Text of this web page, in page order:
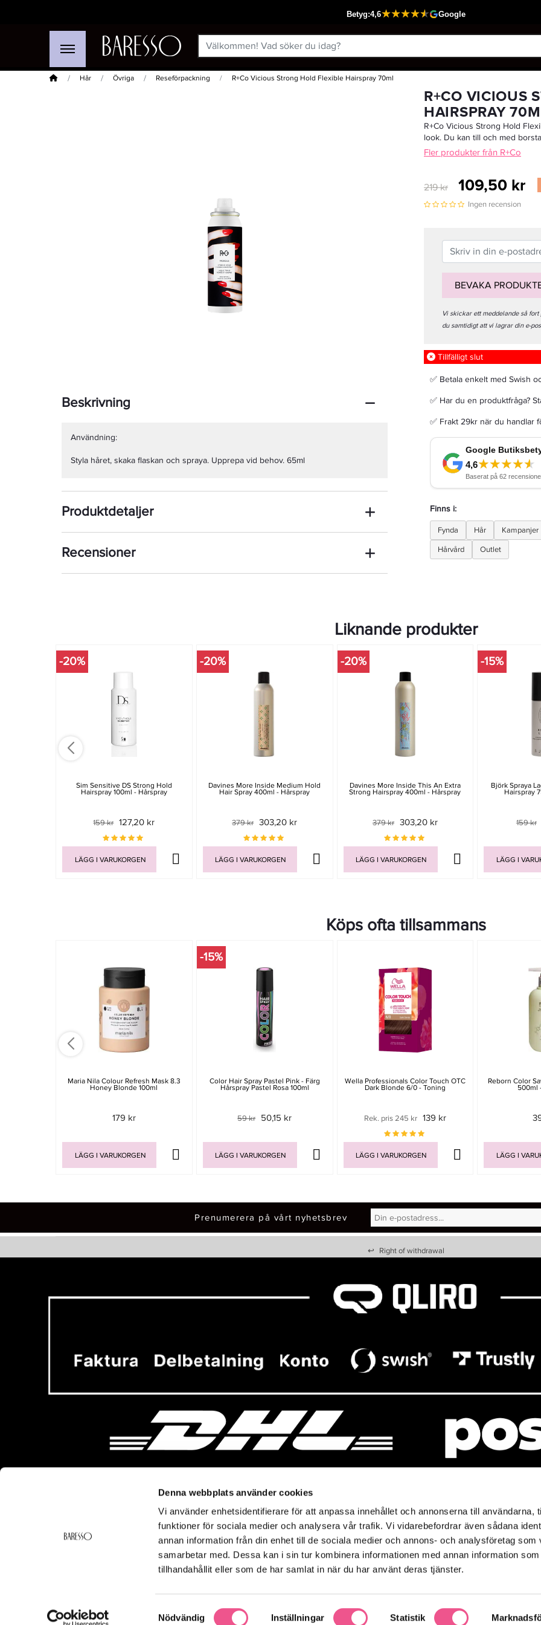
Denna webbplats använder cookies
Vi använder enhetsidentifierare för att anpassa innehållet och annonserna till användarna,
funktioner för sociala medier och analysera vår trafik. Vi vidarebefordrar även sådana
annan information från din enhet till de sociala medier och annons- och analysföretag som
samarbetar med. Dessa kan i sin tur kombinera informationen med annan information
tillhandahållit eller som de har samlat in när du har använt deras tjänster.
Samtyckesval
Nödvändig Inställningar Statistik
Hem Hår Övriga Reseförpackning R+Co Vicious Strong Hold Flexible Hairspray 70ml
Passar din varukorg
184,50 kr
Beskrivning
Användning:
Styla håret, skaka flaskan och spraya. Upprepa vid behov. 65ml
Produktdetaljer
Recensioner
R+CO VICIOUS
HAIRSPRAY
R+Co Vicious Strong Hold
look. Du kan till och med
Fler produkter från R+Co
219 kr 109,50 kr
Ingen recension
BEVAKA
Vi skickar ett meddelande så
du samtidigt att vi lagrar din e-
Tillfälligt slut
✅ Betala enkelt med Swish
✅ Har du en produktfråga?
✅ Frakt 29kr när du handlar
Finns i:
Fynda Hår Kampanjer
Hårvård
Outlet
Liknande produkter
-20%
Sim Sensitive DS Strong Hold
Hairspray 100ml - Hårspray
159 kr 127,20 kr
LÄGG I VARUKORGEN
-20%
Davines More Inside Medium Hold
Hair Spray 400ml - Hårspray
379 kr 303,20 kr
LÄGG I VARUKORGEN
-20%
Davines More Inside This An Extra
Strong Hairspray 400ml - Hårspray
379 kr 303,20 kr
LÄGG I VARUKORGEN
-15%
Björk Spraya
Hairspray
159 kr
LÄGG I
Köps ofta tillsammans
Maria Nila Colour Refresh Mask 8.3
Honey Blonde 100ml
179 kr
LÄGG I VARUKORGEN
-15%
Color Hair Spray Pastel Pink - Färg
Hårspray Pastel Rosa 100ml
59 kr 50,15 kr
LÄGG I VARUKORGEN
Wella Professionals Color Touch OTC
Dark Blonde 6/0 - Toning
Rek. pris 245 kr 139 kr
LÄGG I VARUKORGEN
Reborn Color
500ml
LÄGG I
Prenumerera på vårt nyhetsbrev
↩ Right of withdrawal
Kontakt
Om Baresso
Baresso Magasin
Om Baresso.se
Cookiepolicy
Smspolicy
Mitt Baresso
Baresso Family
Mitt konto
Ändra cookieinställningar